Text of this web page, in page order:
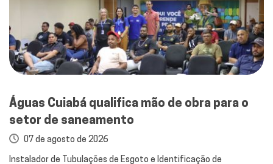
Águas Cuiabá qualifica mão de obra para o
setor de saneamento
07 de agosto de 2026
Instalador de Tubulações de Esgoto e Identificação de